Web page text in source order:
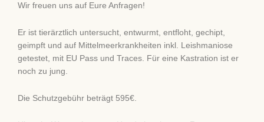
Wir freuen uns auf Eure Anfragen!
Er ist tierärztlich untersucht, entwurmt, entfloht, gechipt,
geimpft und auf Mittelmeerkrankheiten inkl. Leishmaniose
getestet, mit EU Pass und Traces. Für eine Kastration ist er
noch zu jung.
Die Schutzgebühr beträgt 595€.